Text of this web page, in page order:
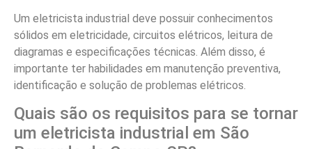
Um eletricista industrial deve possuir conhecimentos
sólidos em eletricidade, circuitos elétricos, leitura de
diagramas e especificações técnicas. Além disso, é
importante ter habilidades em manutenção preventiva,
identificação e solução de problemas elétricos.
Quais são os requisitos para se tornar
um eletricista industrial em São